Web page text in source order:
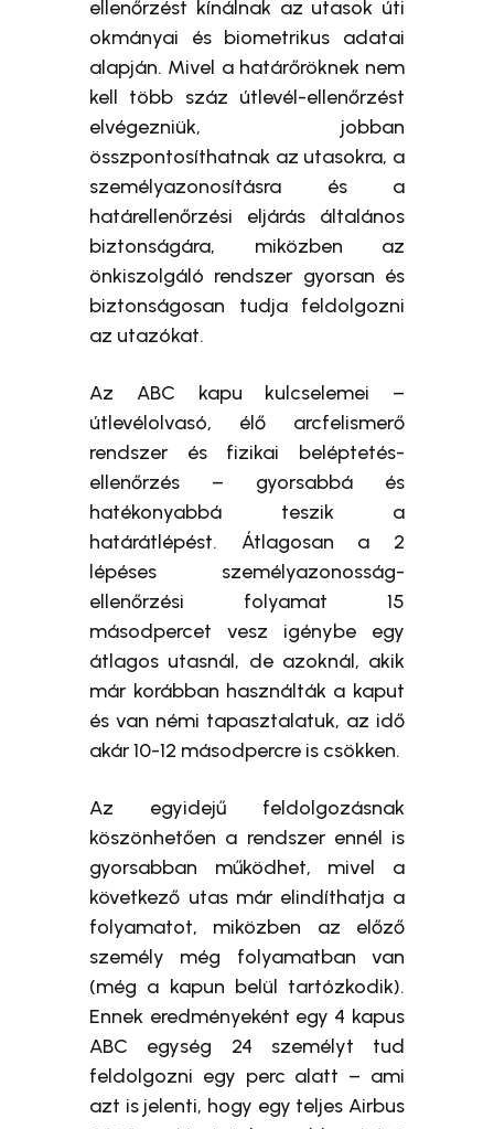
ellenőrzést kínálnak az utasok úti
okmányai és biometrikus adatai
alapján. Mivel a határőröknek nem
kell több száz útlevél-ellenőrzést
elvégezniük, jobban
összpontosíthatnak az utasokra, a
személyazonosításra és a
határellenőrzési eljárás általános
biztonságára, miközben az
önkiszolgáló rendszer gyorsan és
biztonságosan tudja feldolgozni
az utazókat.
Az ABC kapu kulcselemei –
útlevélolvasó, élő arcfelismerő
rendszer és fizikai beléptetés-
ellenőrzés – gyorsabbá és
hatékonyabbá teszik a
határátlépést. Átlagosan a 2
lépéses személyazonosság-
ellenőrzési folyamat 15
másodpercet vesz igénybe egy
átlagos utasnál, de azoknál, akik
már korábban használták a kaput
és van némi tapasztalatuk, az idő
akár 10-12 másodpercre is csökken.
Az egyidejű feldolgozásnak
köszönhetően a rendszer ennél is
gyorsabban működhet, mivel a
következő utas már elindíthatja a
folyamatot, miközben az előző
személy még folyamatban van
(még a kapun belül tartózkodik).
Ennek eredményeként egy 4 kapus
ABC egység 24 személyt tud
feldolgozni egy perc alatt – ami
azt is jelenti, hogy egy teljes Airbus